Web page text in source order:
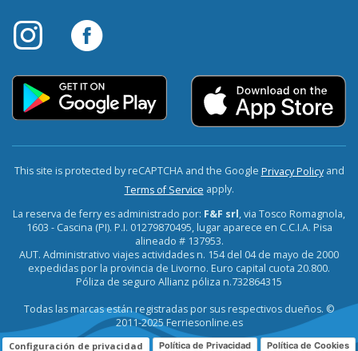
This site is protected by reCAPTCHA and the Google Privacy Policyand
Terms of Service apply.
La reserva de ferry es administrado por: F&F srl, via Tosco Romagnola,
1603 - Cascina (PI). P.I. 01279870495, lugar aparece en C.C.I.A. Pisa
alineado # 137953.
AUT. Administrativo viajes actividades n. 154 del 04 de mayo de 2000
expedidas por la provincia de Livorno. Euro capital cuota 20.800.
Póliza de seguro Allianz póliza n.732864315
Todas las marcas están registradas por sus respectivos dueños. ©
2011-2025 Ferriesonline.es
Configuración de privacidad Política de Privacidad Política de Cookies